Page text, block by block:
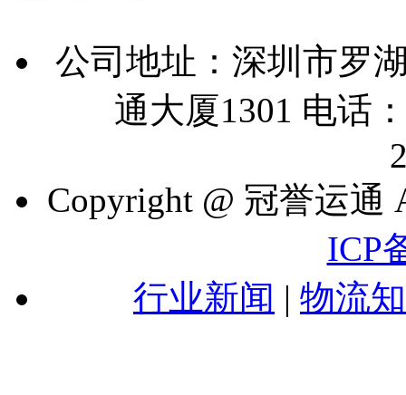
公司地址：深圳市罗
通大厦1301 电话
Copyright @ 冠誉运通
ICP
行业新闻 | 物流